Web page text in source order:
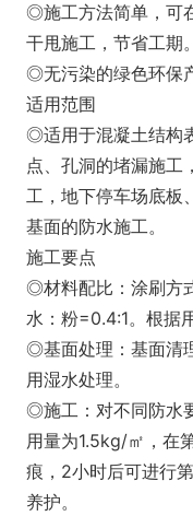
◎施工方法简单，可
干甩施工，节省工期。
◎无污染的绿色环保
适用范围
◎适用于混凝土结构
点、孔洞的堵漏施工
工，地下停车场底板
基面的防水施工。
施工要点
◎材料配比：涂刷方
水：粉=0.4:1。根据
◎基面处理：基面清
用湿水处理。
◎施工：对不同防水
用量为1.5kg/㎡，在
痕，2小时后可进行
养护。